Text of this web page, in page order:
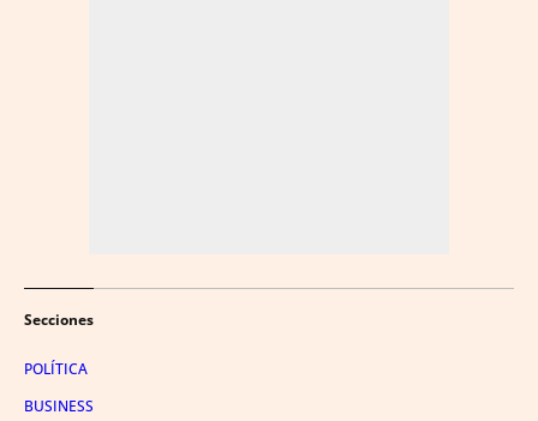
Secciones
POLÍTICA
BUSINESS